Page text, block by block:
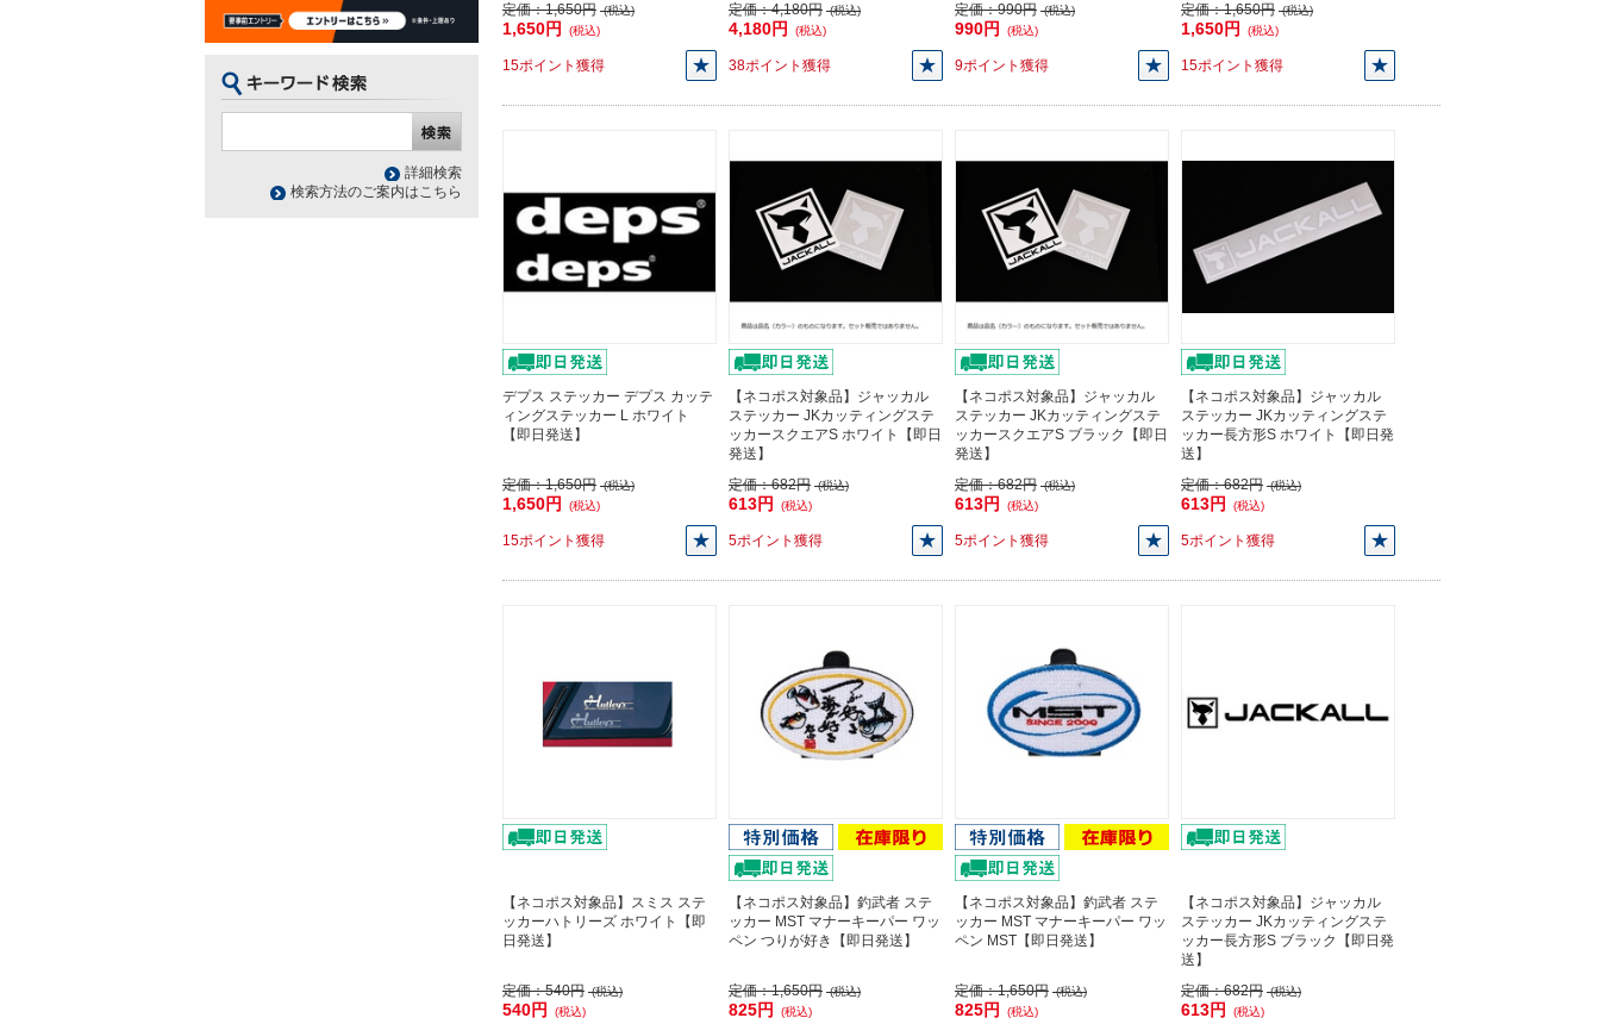
定価：1,650円 (税込)
1,650円 (税込)
15ポイント獲得
定価：4,180円 (税込)
4,180円 (税込)
38ポイント獲得
定価：990円 (税込)
990円 (税込)
9ポイント獲得
定価：1,650円 (税込)
1,650円 (税込)
15ポイント獲得
デプス ステッカー デプス カッテ
ィングステッカー L ホワイト
【即日発送】
定価：1,650円 (税込)
1,650円 (税込)
15ポイント獲得
【ネコポス対象品】ジャッカル
ステッカー JKカッティングステ
ッカースクエアS ホワイト【即日
発送】
定価：682円 (税込)
613円 (税込)
5ポイント獲得
【ネコポス対象品】ジャッカル
ステッカー JKカッティングステ
ッカースクエアS ブラック【即日
発送】
定価：682円 (税込)
613円 (税込)
5ポイント獲得
【ネコポス対象品】ジャッカル
ステッカー JKカッティングステ
ッカー長方形S ホワイト【即日発
送】
定価：682円 (税込)
613円 (税込)
5ポイント獲得
【ネコポス対象品】スミス ステ
ッカーハトリーズ ホワイト【即
日発送】
定価：540円 (税込)
540円 (税込)
【ネコポス対象品】釣武者 ステ
ッカー MST マナーキーパー ワッ
ペン つりが好き【即日発送】
定価：1,650円 (税込)
825円 (税込)
【ネコポス対象品】釣武者 ステ
ッカー MST マナーキーパー ワッ
ペン MST【即日発送】
定価：1,650円 (税込)
825円 (税込)
【ネコポス対象品】ジャッカル
ステッカー JKカッティングステ
ッカー長方形S ブラック【即日発
送】
定価：682円 (税込)
613円 (税込)
詳細検索
検索方法のご案内はこちら